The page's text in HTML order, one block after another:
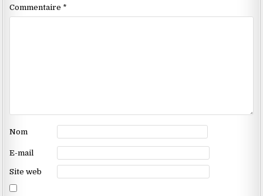
Commentaire *
Nom
E-mail
Site web